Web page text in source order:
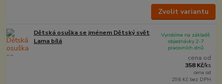
Zvolit variantu
Dětská osuška se jménem Dětský svět
Lama bílá
cena od
358 Kč/ks
cena od
296 Kč bez DPH
Vyrobíme na základě
objednávky 2-7
pracovních dnů